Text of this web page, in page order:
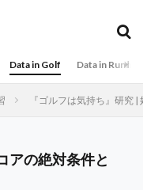
Data in Golf Data in
『ゴルフは気持ち』研究
アの絶対条件と